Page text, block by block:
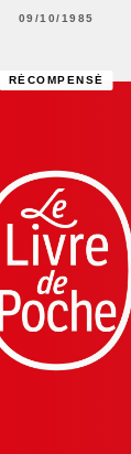
09/10/1985
RÉCOMPENSÉ